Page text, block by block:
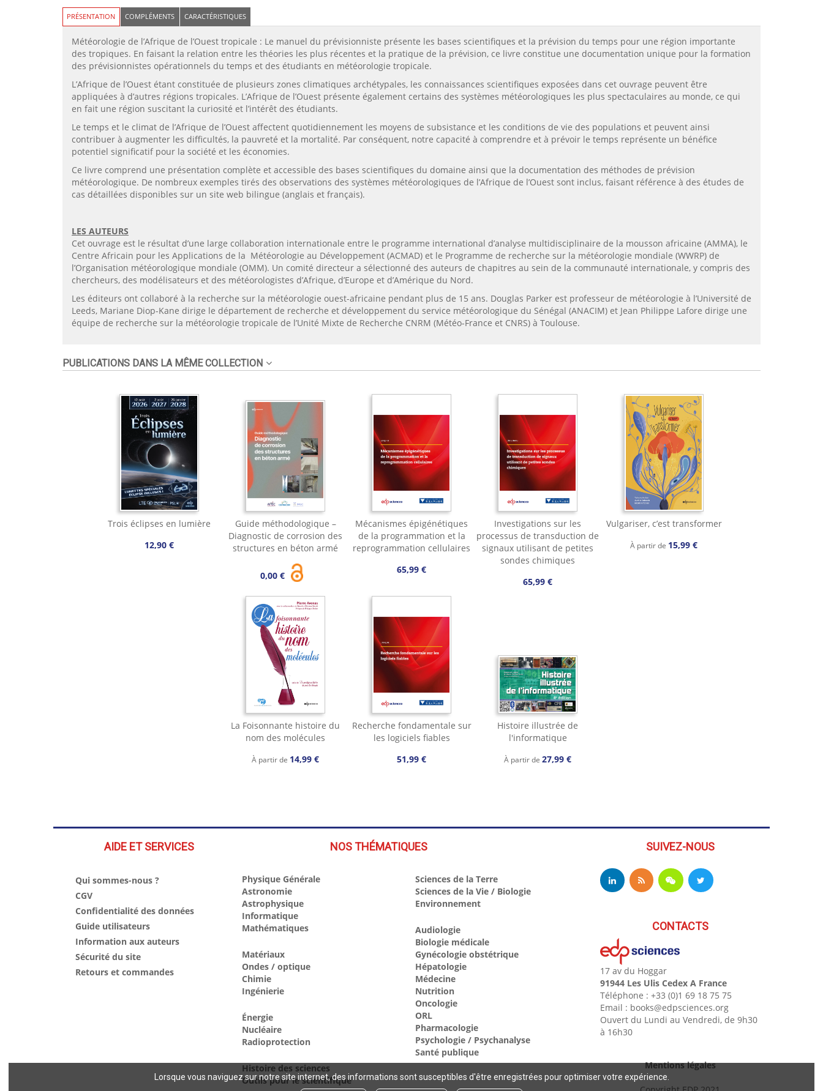
Lorsque vous naviguez sur notre site internet, des informations sont susceptibles d'être enregistrées pour optimiser votre expérience.
PRÉSENTATION COMPLÉMENTS CARACTÉRISTIQUES
Météorologie de l’Afrique de l’Ouest tropicale : Le manuel du prévisionniste présente les bases scientifiques et la prévision du temps pour une région importante
des tropiques. En faisant la relation entre les théories les plus récentes et la pratique de la prévision, ce livre constitue une documentation unique pour la formation
des prévisionnistes opérationnels du temps et des étudiants en météorologie tropicale.
L’Afrique de l’Ouest étant constituée de plusieurs zones climatiques archétypales, les connaissances scientifiques exposées dans cet ouvrage peuvent être
appliquées à d’autres régions tropicales. L’Afrique de l’Ouest présente également certains des systèmes météorologiques les plus spectaculaires au monde, ce qui
en fait une région suscitant la curiosité et l’intérêt des étudiants.
Le temps et le climat de l’Afrique de l’Ouest affectent quotidiennement les moyens de subsistance et les conditions de vie des populations et peuvent ainsi
contribuer à augmenter les difficultés, la pauvreté et la mortalité. Par conséquent, notre capacité à comprendre et à prévoir le temps représente un bénéfice
potentiel significatif pour la société et les économies.
Ce livre comprend une présentation complète et accessible des bases scientifiques du domaine ainsi que la documentation des méthodes de prévision
météorologique. De nombreux exemples tirés des observations des systèmes météorologiques de l’Afrique de l’Ouest sont inclus, faisant référence à des études de
cas détaillées disponibles sur un site web bilingue (anglais et français).
LES AUTEURS
Cet ouvrage est le résultat d’une large collaboration internationale entre le programme international d’analyse multidisciplinaire de la mousson africaine (AMMA), le
Centre Africain pour les Applications de la Météorologie au Développement (ACMAD) et le Programme de recherche sur la météorologie mondiale (WWRP) de
l’Organisation météorologique mondiale (OMM). Un comité directeur a sélectionné des auteurs de chapitres au sein de la communauté internationale, y compris des
chercheurs, des modélisateurs et des météorologistes d’Afrique, d’Europe et d’Amérique du Nord.
Les éditeurs ont collaboré à la recherche sur la météorologie ouest-africaine pendant plus de 15 ans. Douglas Parker est professeur de météorologie à l’Université de
Leeds, Mariane Diop-Kane dirige le département de recherche et développement du service météorologique du Sénégal (ANACIM) et Jean Philippe Lafore dirige une
équipe de recherche sur la météorologie tropicale de l’Unité Mixte de Recherche CNRM (Météo-France et CNRS) à Toulouse.
PUBLICATIONS DANS LA MÊME COLLECTION
Trois éclipses en lumière
12,90 €
Guide méthodologique –
Diagnostic de corrosion des
structures en béton armé
0,00 €
Mécanismes épigénétiques
de la programmation et la
reprogrammation cellulaires
65,99 €
Investigations sur les
processus de transduction de
signaux utilisant de petites
sondes chimiques
65,99 €
Vulgariser, c’est transformer
À partir de 15,99 €
La Foisonnante histoire du
nom des molécules
À partir de 14,99 €
Recherche fondamentale sur
les logiciels fiables
51,99 €
Histoire illustrée de
l'informatique
À partir de 27,99 €
AIDE ET SERVICES
Qui sommes-nous ?
CGV
Confidentialité des données
Guide utilisateurs
Information aux auteurs
Sécurité du site
Retours et commandes
NOS THÉMATIQUES
Physique Générale
Astronomie
Astrophysique
Informatique
Mathématiques
Matériaux
Ondes / optique
Chimie
Ingénierie
Énergie
Nucléaire
Radioprotection
Histoire des sciences
Outils pour le scientifique
Sciences de la Terre
Sciences de la Vie / Biologie
Environnement
Audiologie
Biologie médicale
Gynécologie obstétrique
Hépatologie
Médecine
Nutrition
Oncologie
ORL
Pharmacologie
Psychologie / Psychanalyse
Santé publique
SUIVEZ-NOUS
CONTACTS
17 av du Hoggar
91944 Les Ulis Cedex A France
Téléphone : +33 (0)1 69 18 75 75
Email : books@edpsciences.org
Ouvert du Lundi au Vendredi, de 9h30
à 16h30
Mentions légales